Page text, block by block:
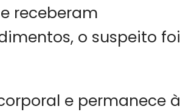
receberam
o suspeito foi
e permanece à